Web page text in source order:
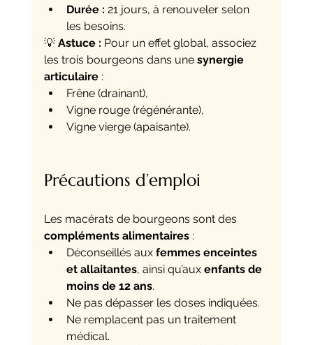
Durée : 21 jours, à renouveler selon
les besoins.
💡 Astuce : Pour un effet global, associez
les trois bourgeons dans une synergie
articulaire :
Frêne (drainant),
Vigne rouge (régénérante),
Vigne vierge (apaisante).
Précautions d’emploi
Les macérats de bourgeons sont des
compléments alimentaires :
Déconseillés aux femmes enceintes
et allaitantes, ainsi qu’aux enfants de
moins de 12 ans.
Ne pas dépasser les doses indiquées.
Ne remplacent pas un traitement
médical.